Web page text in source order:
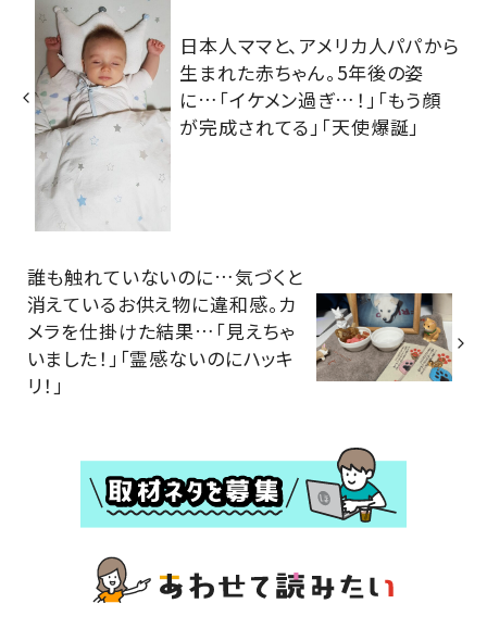
日本人ママと、アメリカ人パパから
生まれた赤ちゃん。5年後の姿
に…「イケメン過ぎ…！」「もう顔
が完成されてる」「天使爆誕」
誰も触れていないのに…気づくと
消えているお供え物に違和感。カ
メラを仕掛けた結果…「見えちゃ
いました！」「霊感ないのにハッキ
リ！」